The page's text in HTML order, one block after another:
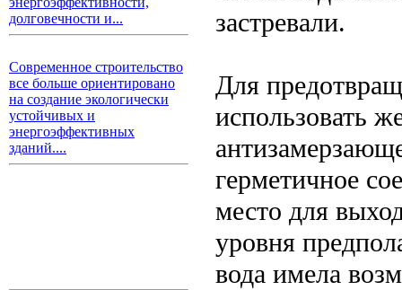
долговечности и...
Современное строительство
все больше ориентировано
на создание экологически
устойчивых и
энергоэффективных
зданий....
застревали.
Для
использовать
герметичное
место для
уровня
вода имела